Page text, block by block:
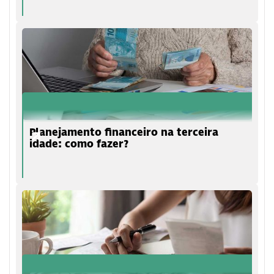
Planejamento financeiro na terceira
idade: como fazer?